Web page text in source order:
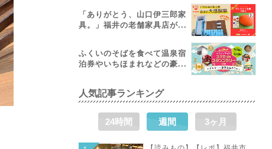
「ありがとう、山口伊三郎家
具。」福井の老舗家具店が...
ふくいのそばを食べて温泉宿
泊券やいちほまれなどの豪...
人気記事ランキング
24時間 週間 3ヶ月